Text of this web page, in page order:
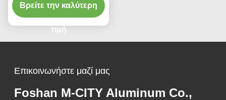
βαφής πούδρας σε
μέγεθος 1000x2000mm
για επένδυση κτιρίων
Βρείτε την καλύτερη
τιμή
Επικοινωνήστε μαζί μας
Foshan M-CITY Aluminum Co.,